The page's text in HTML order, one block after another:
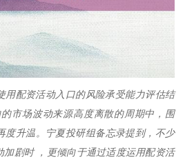
用配资活动入口的风险承受能力评估结
市场波动来源高度离散的周期中，围
度升温。宁夏投研组备忘录提到，不少
加剧时 ，更倾向于通过适度运用配资活